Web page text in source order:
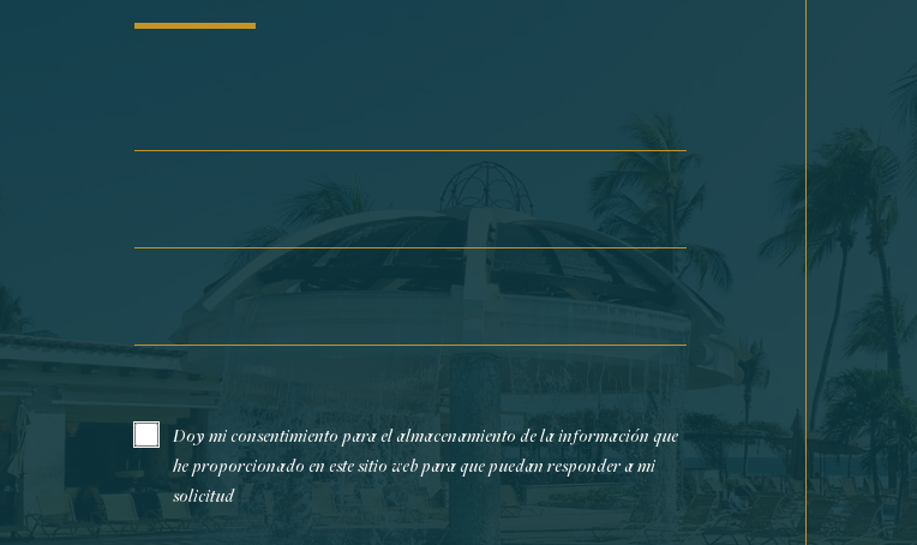
Doy mi consentimiento para el almacenamiento de la información que
he proporcionado en este sitio web para que puedan responder a mi
solicitud